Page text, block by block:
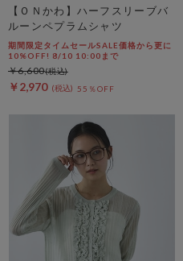
【ＯＮかわ】ハーフスリーブバ
ルーンペプラムシャツ
期間限定タイムセールSALE価格から更に
10%OFF! 8/10 10:00まで
￥2,970 55％OFF
￥6,600